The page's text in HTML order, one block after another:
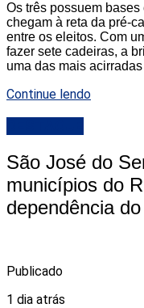
Os três possuem
chegam à reta da pré-
entre os eleitos. Com
fazer sete cadeiras, a
uma das mais
Continue lendo
São José do
municípios do
dependência
Publicado
1 dia atrás